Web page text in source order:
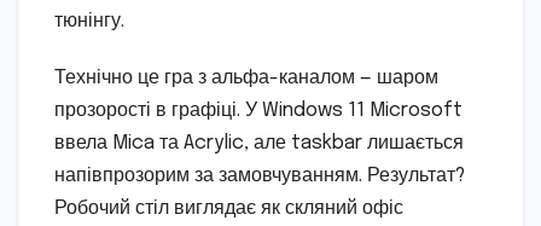
тюнінгу.
Технічно це гра з альфа-каналом — шаром
прозорості в графіці. У Windows 11 Microsoft
ввела Mica та Acrylic, але taskbar лишається
напівпрозорим за замовчуванням. Результат?
Робочий стіл виглядає як скляний офіс